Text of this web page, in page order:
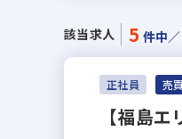
該当求人 5 件中／
正社員 売
【福島